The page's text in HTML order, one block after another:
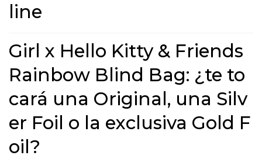
line
Girl x Hello Kitty & Friends
Rainbow Blind Bag: ¿te to
cará una Original, una Silv
er Foil o la exclusiva Gold F
oil?